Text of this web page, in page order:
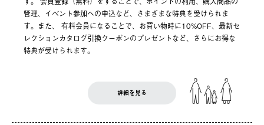
管理、イベント参加への申込など、さまざまな特典を受けられま
す。また、 有料会員になることで、お買い物時に10%OFF、最新セ
レクションカタログ引換クーポンのプレゼントなど、さらにお得な
特典が受けられます。
詳細を見る